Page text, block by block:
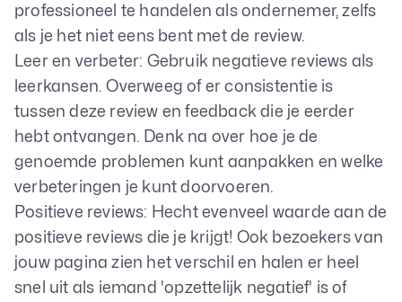
professioneel te handelen als ondernemer, zelfs
als je het niet eens bent met de review.
Leer en verbeter: Gebruik negatieve reviews als
leerkansen. Overweeg of er consistentie is
tussen deze review en feedback die je eerder
hebt ontvangen. Denk na over hoe je de
genoemde problemen kunt aanpakken en welke
verbeteringen je kunt doorvoeren.
Positieve reviews: Hecht evenveel waarde aan de
positieve reviews die je krijgt! Ook bezoekers van
jouw pagina zien het verschil en halen er heel
snel uit als iemand 'opzettelijk negatief' is of